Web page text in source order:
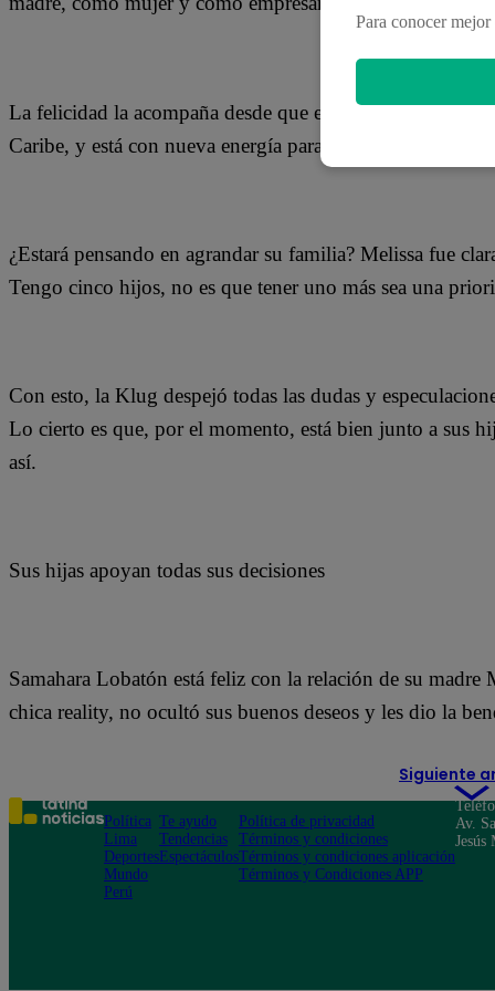
La felicidad la acompaña desde que está con su bailarín
Caribe, y está con nueva energía para continuar con sus
¿Estará pensando en agrandar su familia? Melissa fue
Tengo cinco hijos, no es que tener uno más sea una
Con esto, la Klug despejó todas las dudas y
Lo cierto es que, por el momento, está bien junto a sus
así.
Sus hijas apoyan todas sus decisiones
Samahara Lobatón está feliz con la relación de su
chica reality, no ocultó sus buenos deseos y les dio la
Siguiente
Para conocer
Política
Lima
Deportes
Mundo
Perú
Te ayudo
Tendencias
Espectáculos
Política de privacidad
Términos y condiciones
Términos y condiciones aplicación
Términos y Condiciones APP
Av.
Jesús